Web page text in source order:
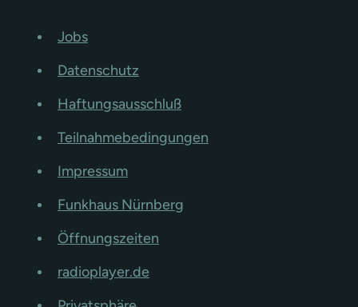
Jobs
Datenschutz
Haftungsausschluß
Teilnahmebedingungen
Impressum
Funkhaus Nürnberg
Öffnungszeiten
radioplayer.de